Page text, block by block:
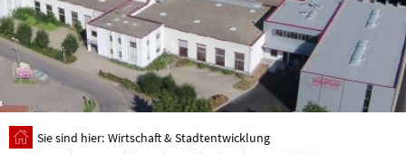
Sie sind hier: Wirtschaft & Stadtentwicklung